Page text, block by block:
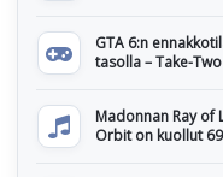
GTA 6:n
tasolla – Take-
Madonnan Ray of
Orbit on kuollut